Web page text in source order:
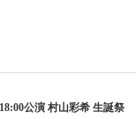
公演 村山彩希 生誕祭